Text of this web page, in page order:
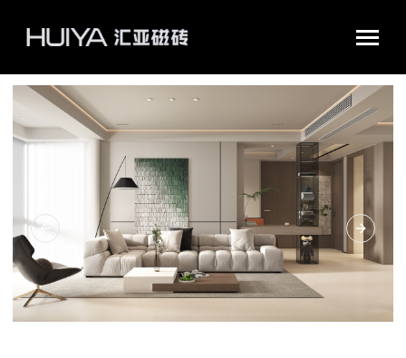
Previous Slide Next